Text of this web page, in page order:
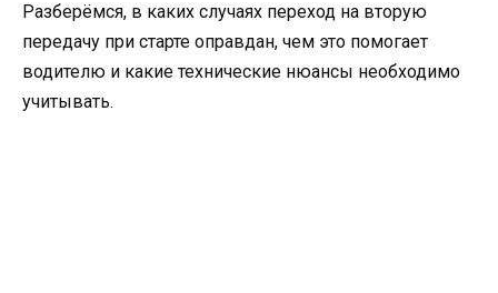
Разберёмся, в каких случаях переход на вторую
передачу при старте оправдан, чем это помогает
водителю и какие технические нюансы необходимо
учитывать.